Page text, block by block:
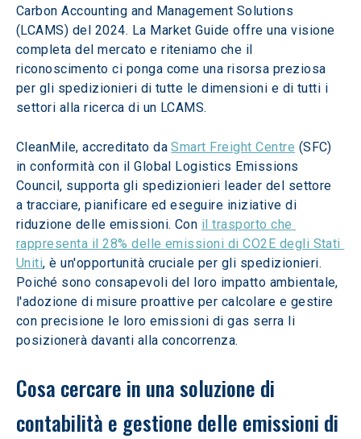
Carbon Accounting and Management Solutions
(LCAMS) del 2024. La Market Guide offre una visione
completa del mercato e riteniamo che il
riconoscimento ci ponga come una risorsa preziosa
per gli spedizionieri di tutte le dimensioni e di tutti i
settori alla ricerca di un LCAMS.
CleanMile, accreditato da Smart Freight Centre (SFC)
in conformità con il Global Logistics Emissions
Council, supporta gli spedizionieri leader del settore
a tracciare, pianificare ed eseguire iniziative di
riduzione delle emissioni. Con il trasporto che
rappresenta il 28% delle emissioni di CO2E degli Stati
Uniti, è un'opportunità cruciale per gli spedizionieri.
Poiché sono consapevoli del loro impatto ambientale,
l'adozione di misure proattive per calcolare e gestire
con precisione le loro emissioni di gas serra li
posizionerà davanti alla concorrenza.
Cosa cercare in una soluzione di
contabilità e gestione delle emissioni di